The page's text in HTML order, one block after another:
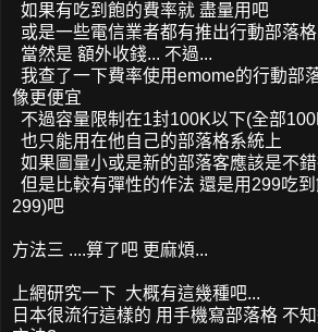
如果有吃到飽的費率就 盡量用吧
或是一些電信業者都有推出行動部落
當然是 額外收錢... 不過...
我查了一下費率使用emome的行動部
像更便宜
不過容量限制在1封100K以下(全部
也只能用在他自己的部落格系統上
如果圖量小或是新的部落客應該是不
但是比較有彈性的作法 還是用299吃
299)吧
方法三 ....算了吧 更麻煩...
上網研究一下 大概有這幾種吧...
日本很流行這樣的 用手機寫部落格 不